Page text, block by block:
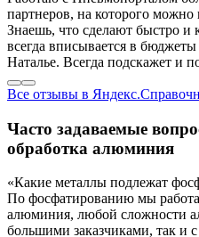
партнеров, на которого
Знаешь, что сделают быстро и
всегда вписывается в
Наталье. Всегда подскажет и
Все отзывы в
Часто задаваемые
обработка алюминия
«Какие металлы подлежат
По фосфатированию мы
алюминия, любой сложности
большими заказчиками, так